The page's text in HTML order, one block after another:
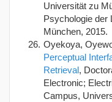
Universität zu
Psychologie der
München, 2015.
Oyekoya,
Perceptual
Retrieval,
Electronic;
Campus,